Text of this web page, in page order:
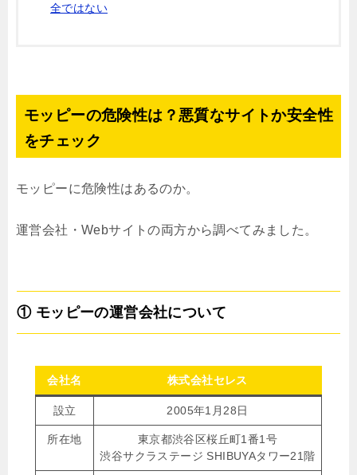
全ではない
モッピーの危険性は？悪質なサイトか安全性
をチェック
モッピーに危険性はあるのか。
運営会社・Webサイトの両方から調べてみました。
① モッピーの運営会社について
会社名 株式会社セレス
設立 2005年1月28日
所在地
東京都渋谷区桜丘町1番1号
渋谷サクラステージ SHIBUYAタワー21階